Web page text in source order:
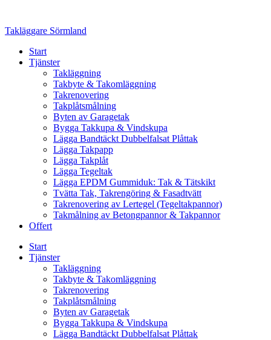
content
Takläggare Sörmland
Start
Tjänster
Takläggning
Takbyte & Takomläggning
Takrenovering
Takplåtsmålning
Byten av Garagetak
Bygga Takkupa & Vindskupa
Lägga Bandtäckt Dubbelfalsat Plåttak
Lägga Takpapp
Lägga Takplåt
Lägga Tegeltak
Lägga EPDM Gummiduk: Tak & Tätskikt
Tvätta Tak, Takrengöring & Fasadtvätt
Takrenovering av Lertegel (Tegeltakpannor)
Takmålning av Betongpannor & Takpannor
Offert
Start
Tjänster
Takläggning
Takbyte & Takomläggning
Takrenovering
Takplåtsmålning
Byten av Garagetak
Bygga Takkupa & Vindskupa
Lägga Bandtäckt Dubbelfalsat Plåttak